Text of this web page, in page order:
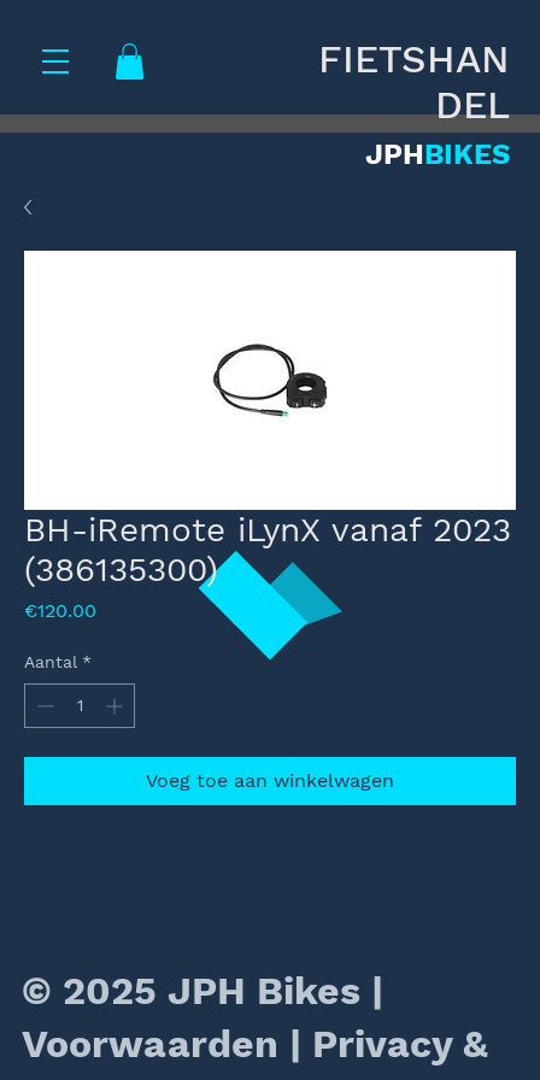
FIETSHAN
DEL
JPHBIKES
BH-iRemote iLynX vanaf 2023
(386135300)
€120.00
Aantal *
Voeg toe aan winkelwagen
© 2025 JPH Bikes |
Voorwaarden | Privacy &